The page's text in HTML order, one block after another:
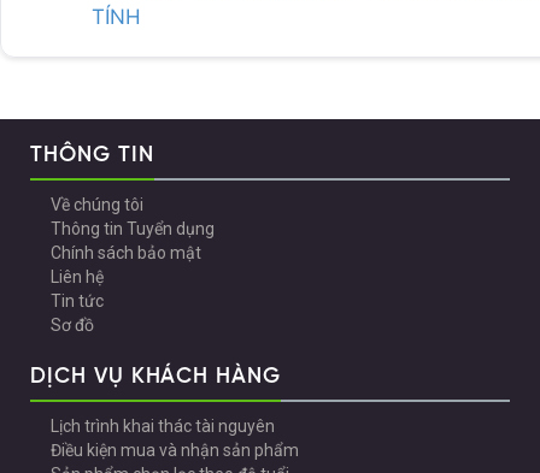
TÍNH
THÔNG TIN
Về chúng tôi
Thông tin Tuyển dụng
Chính sách bảo mật
Liên hệ
Tin tức
Sơ đồ
DỊCH VỤ KHÁCH HÀNG
Lịch trình khai thác tài nguyên
Điều kiện mua và nhận sản phẩm